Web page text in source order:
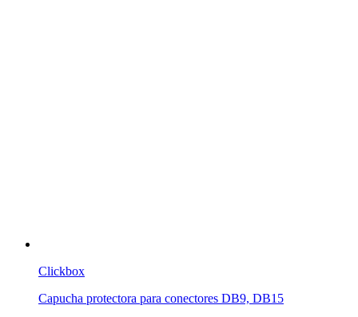
Clickbox
Capucha protectora para conectores DB9, DB15